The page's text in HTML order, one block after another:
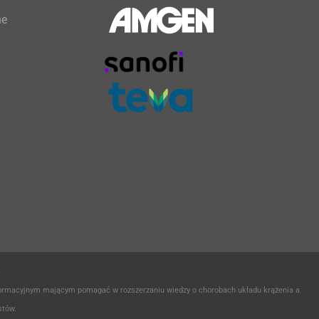
mającym pomagać w rozszerzaniu wiedzy o chorobach układu krążenia a